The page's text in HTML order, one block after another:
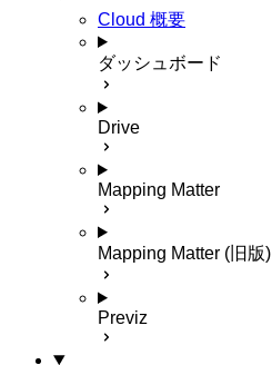
Cloud 概要
ダッシュボード
Drive
Mapping Matter
Mapping Matter (旧版)
Previz